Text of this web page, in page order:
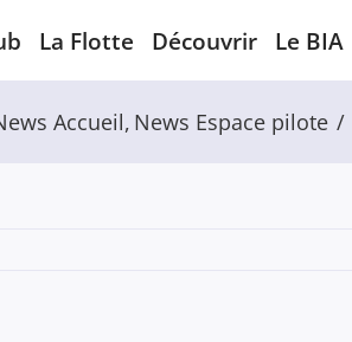
La Flotte Découvrir Le BIA
Accueil News Espace pilote